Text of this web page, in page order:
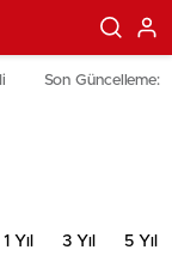
Son Güncelleme:
1 Yıl 3 Yıl 5 Yıl